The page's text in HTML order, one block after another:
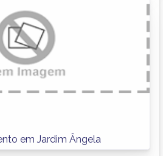
em Jardim Ângela